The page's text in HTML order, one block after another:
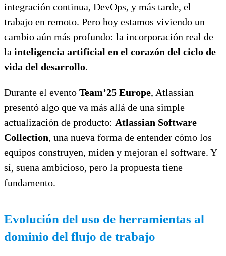
integración continua, DevOps, y más tarde, el
trabajo en remoto. Pero hoy estamos viviendo un
cambio aún más profundo: la incorporación real de
la inteligencia artificial en el corazón del ciclo de
vida del desarrollo.
Durante el evento Team’25 Europe, Atlassian
presentó algo que va más allá de una simple
actualización de producto: Atlassian Software
Collection, una nueva forma de entender cómo los
equipos construyen, miden y mejoran el software. Y
sí, suena ambicioso, pero la propuesta tiene
fundamento.
Evolución del uso de herramientas al
dominio del flujo de trabajo